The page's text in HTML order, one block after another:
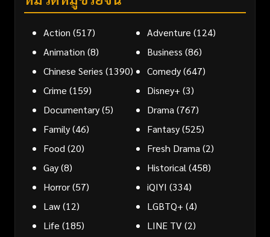
Action (517) Adventure (124)
Animation (8) Business (86)
Chinese Series (1390) Comedy(647)
Crime (159) Disney+ (3)
Documentary(5) Drama (767)
Family(46) Fantasy(525)
Food (20) Fresh Drama (2)
Gay(8) Historical (458)
Horror(57) iQIYI (334)
Law(12) LGBTQ+ (4)
Life (185) LINE TV(2)